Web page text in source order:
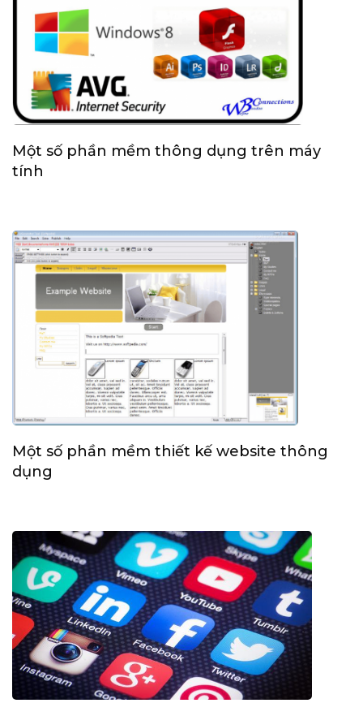
Một số phần mềm thông dụng trên máy
tính
Một số phần mềm thiết kế website thông
dụng